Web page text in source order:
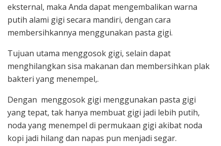
eksternal, maka Anda dapat mengembalikan warna
putih alami gigi secara mandiri, dengan cara
membersihkannya menggunakan pasta gigi.
Tujuan utama menggosok gigi, selain dapat
menghilangkan sisa makanan dan membersihkan plak
bakteri yang menempel,.
Dengan menggosok gigi menggunakan pasta gigi
yang tepat, tak hanya membuat gigi jadi lebih putih,
noda yang menempel di permukaan gigi akibat noda
kopi jadi hilang dan napas pun menjadi segar.